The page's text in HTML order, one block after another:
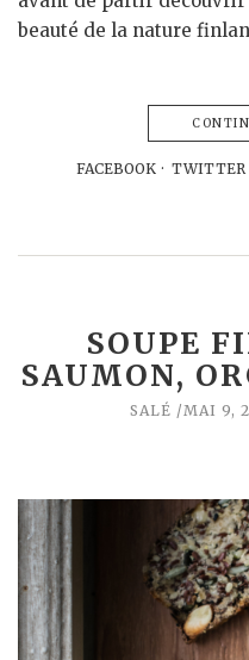
beauté de la nature
FACEBOOK TWITTER
SOUPE
SAUMON,
SALÉ MAI 9,